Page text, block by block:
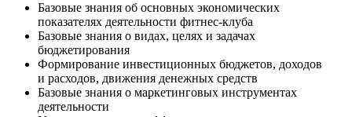
Базовые знания об основных экономических
показателях деятельности фитнес-клуба
Базовые знания о видах, целях и задачах
бюджетирования
Формирование инвестиционных бюджетов, доходов
и расходов, движения денежных средств
Базовые знания о маркетинговых инструмен­тах
деятельности